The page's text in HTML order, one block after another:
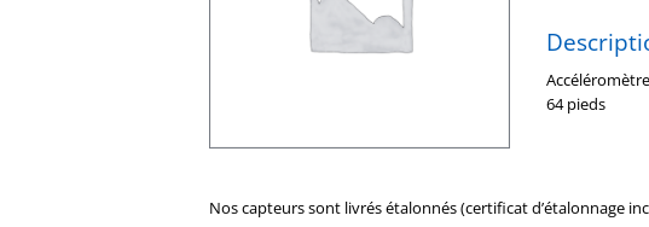
64 pieds
Nos capteurs sont livrés étalonnés (certificat d’étalonnage